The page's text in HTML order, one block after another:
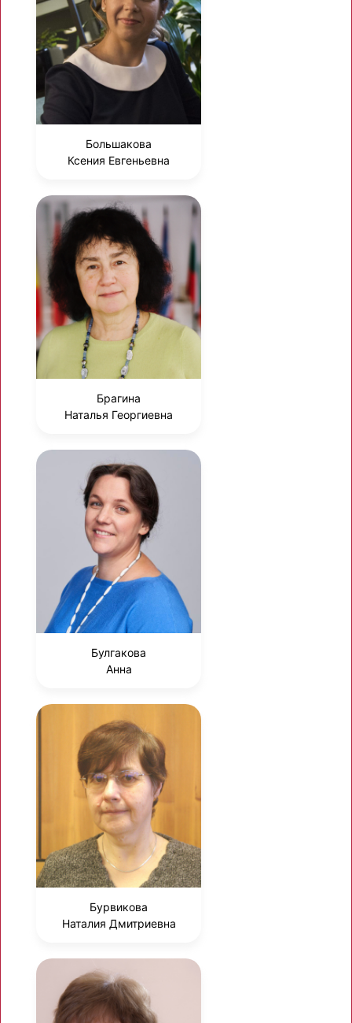
Большакова
Ксения Евгеньевна
Брагина
Наталья Георгиевна
Булгакова
Анна
Бурвикова
Наталия Дмитриевна